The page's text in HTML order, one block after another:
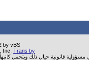
by vBS
Inc. Trans by
مسؤولية قانونية حيال ذلك ويتحمل